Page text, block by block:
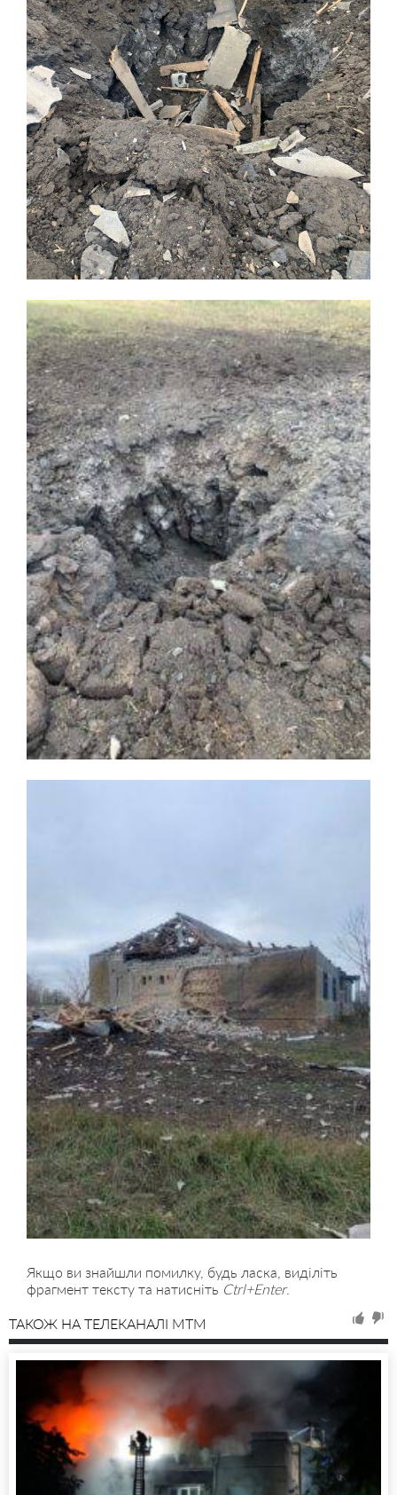
Якщо ви знайшли помилку, будь ласка, виділіть
фрагмент тексту та натисніть Ctrl+Enter.
ТАКОЖ НА ТЕЛЕКАНАЛІ MTM